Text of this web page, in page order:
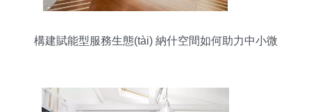
構建賦能型服務生態(tài) 納什空間如何助力中小微